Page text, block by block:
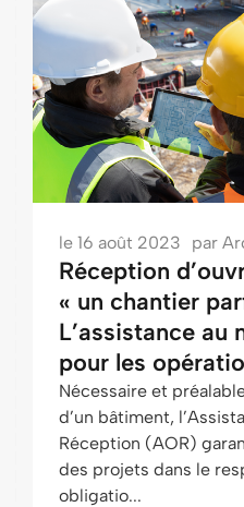
le 16 août 2023 par
Réception
« un chantier
L’assistance au
pour les
Nécessaire et
d’un bâtiment,
Réception (AOR)
des projets dans le
obligatio...